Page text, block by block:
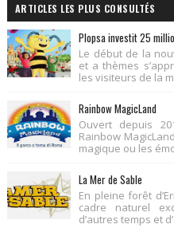
ARTICLES LES PLUS CONSULTÉS
Plopsa investit 25
Le début de la
et a thèmes
les visiteurs de la
Rainbow MagicLand
Ouvert depuis
Rainbow
magique ou les
La Mer de Sable
En pleine forêt
cadre naturel
d’autres temps et